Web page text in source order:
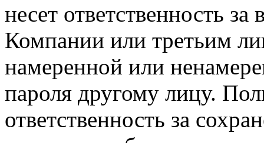
несет ответственность
Компании или третьим
намеренной или
пароля другому лицу.
ответственность за